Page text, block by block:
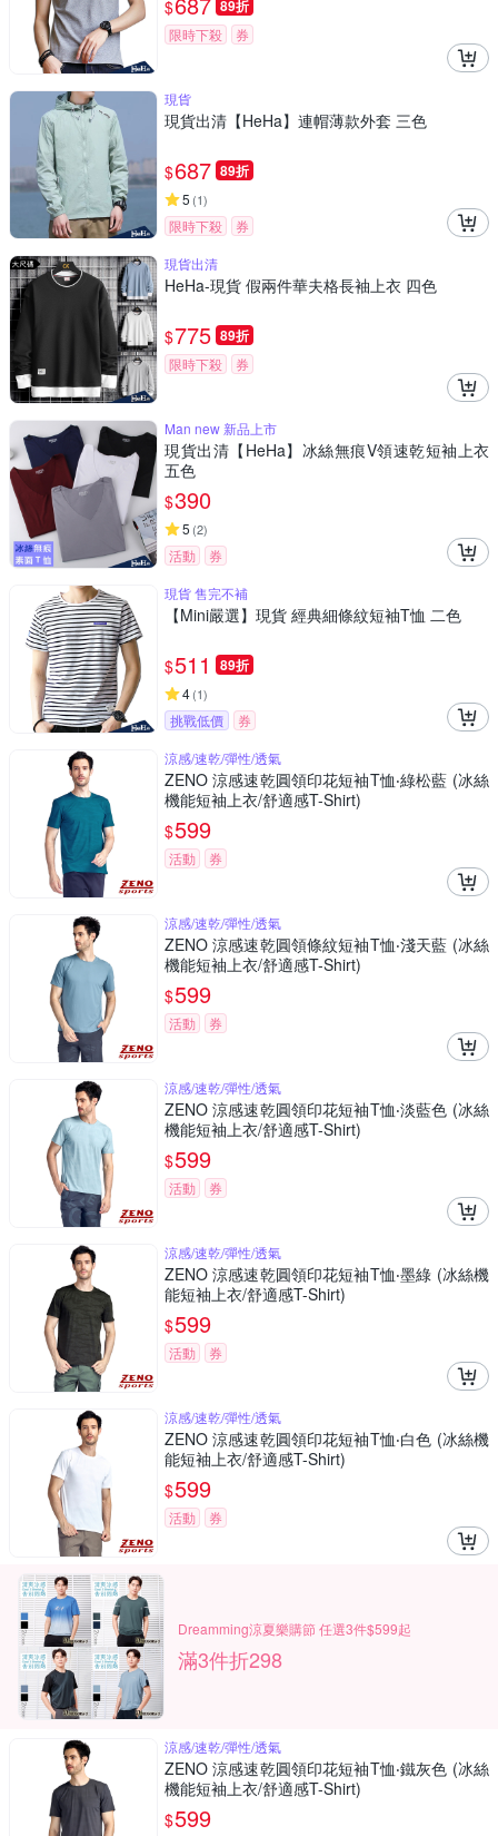
$ 89折
限時下殺 券
現貨
現貨出清【HeHa】連帽薄款外套 三色
$687 89折
5 (1)
限時下殺
券
現貨出清
HeHa-現貨 假兩件華夫格長袖上衣 四色
$775 89折
限時下殺 券
Man new 新品上市
現貨出清【HeHa】冰絲無痕V領速乾短袖上衣
五色
$390
5 (2)
活動
券
現貨 售完不補
【Mini嚴選】現貨 經典細條紋短袖T恤 二色
$511 89折
4(1)
挑戰低價
券
涼感/速乾/彈性/透氣
ZENO 涼感速乾圓領印花短袖T恤‧綠松藍 (冰絲
機能短袖上衣/舒適感T-Shirt)
$599
活動 券
涼感/速乾/彈性/透氣
ZENO 涼感速乾圓領條紋短袖T恤‧淺天藍 (冰絲
機能短袖上衣/舒適感T-Shirt)
$599
活動 券
涼感/速乾/彈性/透氣
ZENO 涼感速乾圓領印花短袖T恤‧淡藍色 (冰絲
機能短袖上衣/舒適感T-Shirt)
$599
活動 券
涼感/速乾/彈性/透氣
ZENO 涼感速乾圓領印花短袖T恤‧墨綠 (冰絲機
能短袖上衣/舒適感T-Shirt)
$599
活動 券
涼感/速乾/彈性/透氣
ZENO 涼感速乾圓領印花短袖T恤‧白色 (冰絲機
能短袖上衣/舒適感T-Shirt)
$599
活動 券
Dreamming涼夏樂購節 任選3件$599起
滿3件折298
涼感/速乾/彈性/透氣
ZENO 涼感速乾圓領印花短袖T恤‧鐵灰色 (冰絲
機能短袖上衣/舒適感T-Shirt)
$599